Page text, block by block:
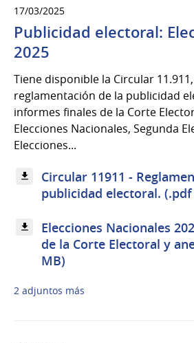
17/03/2025
Publicidad electoral:
2025
Tiene disponible la Circular
reglamentación de la publicidad
informes finales de la Corte
Elecciones Nacionales, Segunda
Elecciones...
Circular 11911 -
publicidad electoral. (.pdf
Elecciones Nacionales
de la Corte Electoral y
MB)
2 adjuntos más